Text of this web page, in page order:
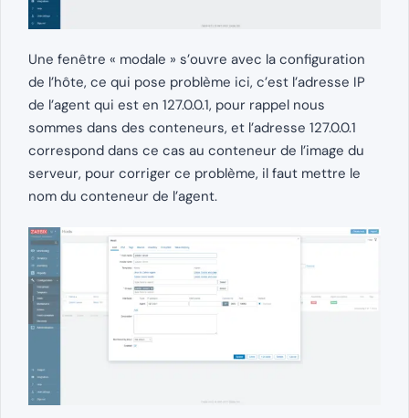
Une fenêtre « modale » s’ouvre avec la configuration
de l’hôte, ce qui pose problème ici, c’est l’adresse IP
de l’agent qui est en 127.0.0.1, pour rappel nous
sommes dans des conteneurs, et l’adresse 127.0.0.1
correspond dans ce cas au conteneur de l’image du
serveur, pour corriger ce problème, il faut mettre le
nom du conteneur de l’agent.